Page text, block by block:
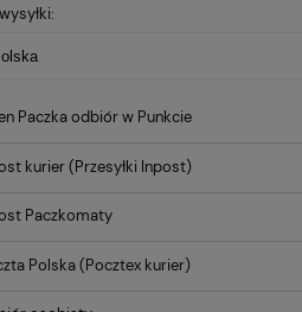
Paczka odbiór w Punkcie
kurier(Przesyłki Inpost)
Paczkomaty
Polska(Pocztex kurier)